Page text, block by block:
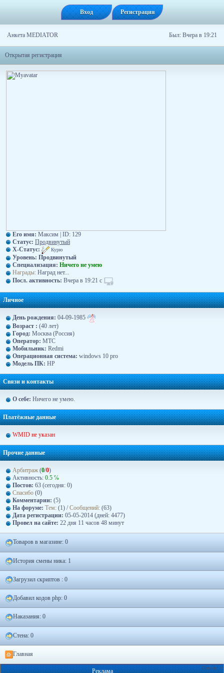
Вход Регистрация
Анкета MEDIATOR Был: Вчера в 19:21
Открытая регистрация
Его имя: Максим | ID: 129
Статус: Продвинутый
X-Статус:
Курю
Уровень: Продвинутый
Специализация: Ничего не умею
Награды: Наград нет...
Посл. активность: Вчера в 19:21 с
Личное
День рождения: 04-09-1985
Возраст : (40 лет)
Город: Москва (Россия)
Оператор: МТС
Moбильник: Redmi
Операционная система: windows 10 pro
Модель ПК: HP
Связи и контакты
О себе: Ничего не умею.
Платёжные данные
WMID не указан
Прочие данные
Арбитраж (0/0)
Активность: 0.5 ℅
Постов: 63 (сегодня: 0)
Спасибо (0)
Комментарии: (5)
На форуме: Тем: (1) /Сообщений: (63)
Дата регистрации: 05-05-2014 (дней: 4477)
Провел на сайте: 22 дня 11 часов 48 минут
Товаров в магазине: 0
История смены ника: 1
Загрузил скриптов : 0
Добавил кодов php: 0
Наказания: 0
Стена: 0
Главная
Онлайн: 0
Реклама